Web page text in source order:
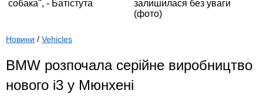
Новини / Vehicles
BMW розпочала серійне виробництво
нового i3 у Мюнхені